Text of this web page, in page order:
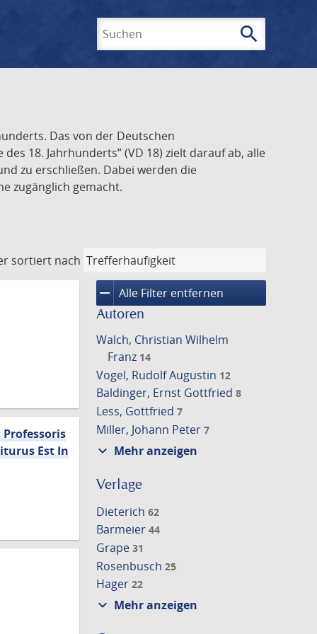
search
Das von der Deutschen
18. Jahrhunderts” (VD 18) zielt darauf ab, alle
zu erschließen. Dabei werden die
zugänglich gemacht.
sortiert nach
remove Alle Filter entfernen
Autoren
Walch, Christian Wilhelm
Franz 14
Vogel, Rudolf Augustin 12
Baldinger, Ernst Gottfried 8
Less, Gottfried 7
Miller, Johann Peter 7
expand_more Mehr anzeigen
Verlage
Dieterich 62
Barmeier 44
Grape 31
Rosenbusch 25
Hager 22
expand_more Mehr anzeigen
Est In